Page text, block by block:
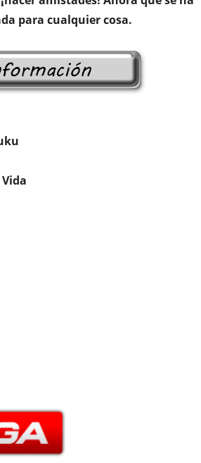
para cualquier cosa.